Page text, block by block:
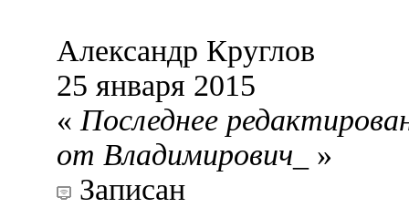
Александр Круглов
25 января 2015
« Последнее
от Владимирович_
»
Записан